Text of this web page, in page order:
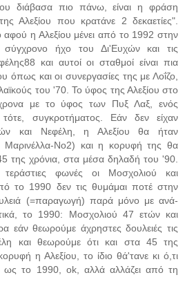
διάβασα πιο πάνω, είναι η φράση
Αλεξίου που κρατάνε 2 δεκαετίες".
αφού η Αλεξίου μένει από το 1992 στην
ήχο του Δι'Ευχών και τις
και αυτοί οι σταθμοί είναι πια
όπως και οι συνεργασίες της με Λοΐζο,
του '70. Το ύφος της Αλεξίου στο
με το ύφος των Πυξ Λαξ, ενός
συγκροτήματος. Εάν δεν είχαν
και Νεφέλη, η Αλεξίου θα ήταν
Νο2) και η κορυφή της θα
45 της χρόνια, στα μέσα δηλαδή του '90.
φωνές οι Μοσχολιού και
το 1990 δεν τις θυμάμαι ποτέ στην
(=παραγωγή) παρά μόνο με ανά-
το 1990: Μοσχολιού 47 ετών και
εάν θεωρούμε άχρηστες δουλειές τις
και θεωρούμε ότι και στα 45 της
η Αλεξίου, το ίδιο θά'τανε κι ό,τι
ως το 1990, ok, αλλά αλλάζει από τη